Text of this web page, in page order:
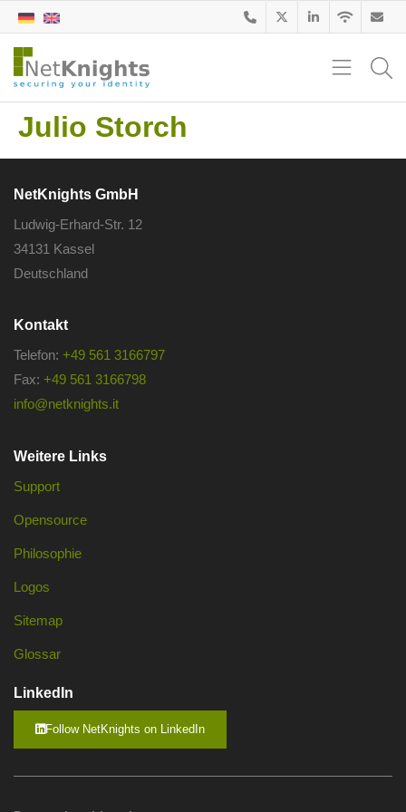
Julio Storch
NetKnights GmbH
Ludwig-Erhard-Str. 12
34131 Kassel
Deutschland
Kontakt
Telefon: +49 561 3166797
Fax: +49 561 3166798
info@netknights.it
Weitere Links
Support
Opensource
Philosophie
Logos
Sitemap
Glossar
LinkedIn
Follow NetKnights on LinkedIn